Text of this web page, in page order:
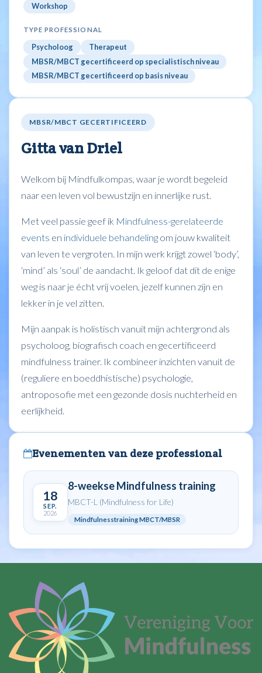
Workshop
TYPE PROFESSIONAL
Psycholoog
Therapeut
MBSR/MBCT gecertificeerd op specialistisch niveau
MBSR/MBCT gecertificeerd op basis niveau
MBSR/MBCT GECERTIFICEERD
Gitta van Driel
Welkom bij Mindfulkompas, waar je wordt begeleid
naar een leven vol bewustzijn en innerlijke rust.
Met veel passie geef ik Mindfulness-gerelateerde
events en individuele behandeling om jouw kwaliteit
van leven te vergroten. In mijn werk krijgt zowel ‘body’,
‘mind’ als ‘soul’ de aandacht. Ik geloof dat dit de enige
weg is naar je écht vrij voelen, jezelf kunnen zijn en
lekker in je vel zitten.
Mijn aanpak is holistisch vanuit mijn achtergrond als
psycholoog, biografisch coach en gecertificeerd
mindfulness trainer. Ik combineer inzichten vanuit de
(reguliere en boeddhistische) psychologie,
antroposofie met een gezonde dosis nuchterheid en
eerlijkheid.
Evenementen van deze professional
18
SEP.
2026
8-weekse Mindfulness training
MBCT-L (Mindfulness for Life)
Mindfulnesstraining MBCT/MBSR